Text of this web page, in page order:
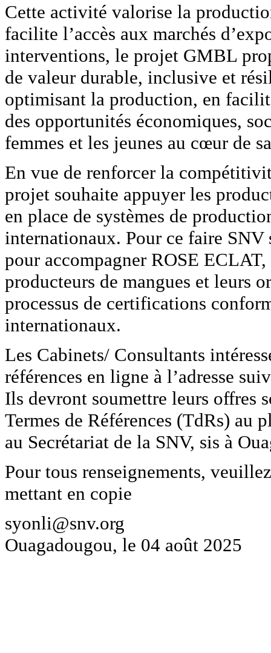
Cette activité valorise la
facilite l’accès aux marchés
interventions, le projet GMBL
de valeur durable, inclusive et
optimisant la production, en
des opportunités économiques,
femmes et les jeunes au cœur de
En vue de renforcer la
projet souhaite appuyer les
en place de systèmes de
internationaux. Pour ce faire
pour accompagner ROSE
producteurs de mangues et leurs
processus de certifications
internationaux.
Les Cabinets/ Consultants
références en ligne à l’adresse
Ils devront soumettre leurs offres
Termes de Références (TdRs) au
au Secrétariat de la SNV, sis à
Pour tous renseignements,
mettant en copie
syonli@snv.org
Ouagadougou, le 04 août 2025